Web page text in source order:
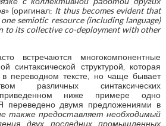
» (оригинал: It thus becomes evident that
semiotic resource (including language)
to its collective co-deployment with other
встречаются многокомпонентные
синтаксической структурой, которая
переводном тексте, но чаще бывает
различных синтаксических
ниже примере одно
переведено двумя предложениями в
также предоставляет необходимый
двух последних промышленных